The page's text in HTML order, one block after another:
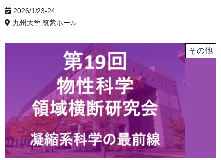
2026/1/23-24
九州大学 筑紫ホール
その他